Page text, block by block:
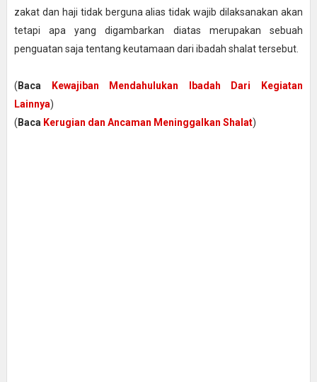
zakat dan haji tidak berguna alias tidak wajib dilaksanakan akan
tetapi apa yang digambarkan diatas merupakan sebuah
penguatan saja tentang keutamaan dari ibadah shalat tersebut.
( Baca
Kewajiban Mendahulukan Ibadah Dari Kegiatan
Lainnya)
( Baca Kerugian dan Ancaman Meninggalkan Shalat)